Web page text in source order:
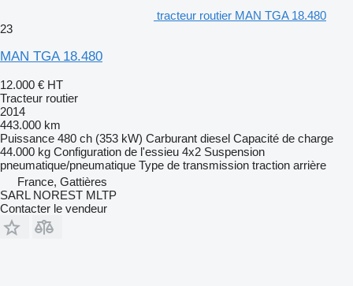
tracteur routier MAN TGA 18.480
23
MAN TGA 18.480
12.000 € HT
Tracteur routier
2014
443.000 km
Puissance 480 ch (353 kW) Carburant diesel Capacité de charge
44.000 kg Configuration de l'essieu 4x2 Suspension
pneumatique/pneumatique Type de transmission traction arrière
France, Gattières
SARL NOREST MLTP
Contacter le vendeur